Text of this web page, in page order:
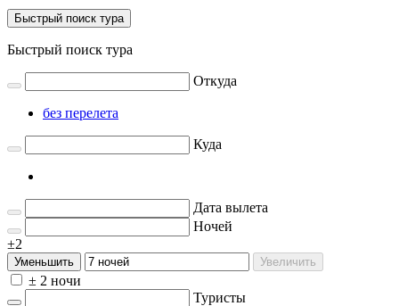
Быстрый поиск тура
Быстрый поиск тура
Откуда
без перелета
Куда
Дата вылета
Ночей
±2
Уменьшить Увеличить
± 2 ночи
Туристы